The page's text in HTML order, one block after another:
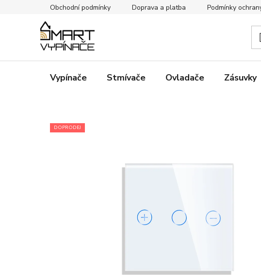
Obchodní podmínky Doprava a platba Podmínky
Vypínače Stmívače Ovladače Zásuvky
DOPRODEJ